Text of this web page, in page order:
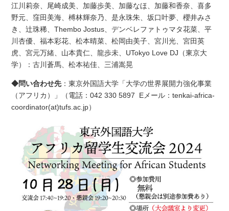
江川莉奈、尾崎成美、加藤歩美、加藤なほ、加藤和香奈、喜多
野元、窪田美海、榑林輝奈乃、是永珠朱、坂口叶夢、櫻井みさ
き、辻珠稀、Thembo Jostus、デンベレファトゥマタ花菜、平
川杏優、福本彩花、松本晴菜、松岡由美子、宮川光、宮田英
虎、宮元万緒、山本貴仁、龍歩未、UTokyo Love DJ（東京大
学）：古川蒼馬、松本祐佳、三浦嵩晃
◆問い合わせ先：東京外国語大学「大学の世界展開力強化事業
（アフリカ）」（電話：042 330 5897 Eメール：tenkai-africa-
coordinator(at)tufs.ac.jp）